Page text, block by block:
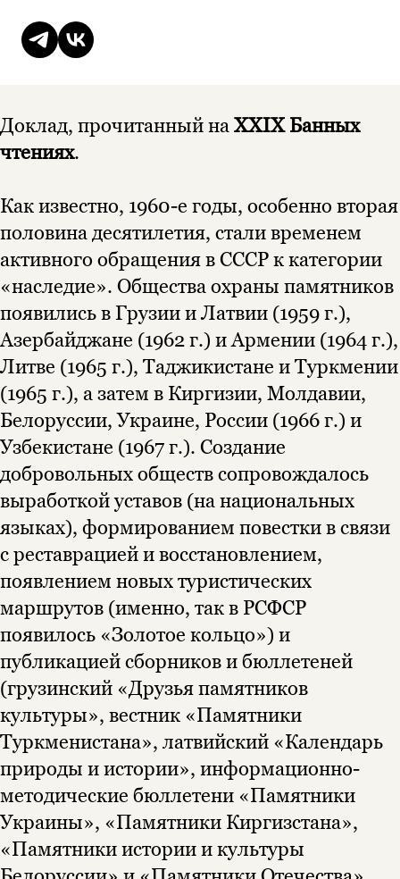
Доклад, прочитанный наXXIX Банных
чтениях.
Как известно, 1960-е годы, особенно вторая
половина десятилетия, стали временем
активного обращения в СССР к категории
«наследие». Общества охраны памятников
появились в Грузии и Латвии (1959 г.),
Азербайджане (1962 г.) и Армении (1964 г.),
Литве (1965 г.), Таджикистане и Туркмении
(1965 г.), а затем в Киргизии, Молдавии,
Белоруссии, Украине, России (1966 г.) и
Узбекистане (1967 г.). Создание
добровольных обществ сопровождалось
выработкой уставов (на национальных
языках), формированием повестки в связи
с реставрацией и восстановлением,
появлением новых туристических
маршрутов (именно, так в РСФСР
появилось «Золотое кольцо») и
публикацией сборников и бюллетеней
(грузинский «Друзья памятников
культуры», вестник «Памятники
Туркменистана», латвийский «Календарь
природы и истории», информационно-
методические бюллетени «Памятники
Украины», «Памятники Киргизстана»,
«Памятники истории и культуры
Подписка на рассылку
Раз в неделю мы отправляем рассылку
о книгах и событиях «НЛО».
За подписку дарим промокод на
скидку 15%
Я соглашаюсь сПолитикой конфиденциальности
Этой книги временно
нет в продаже.
Вы можете подписаться на
уведомления, и при поступлении книги
на склад получить письмо на указанный
электронный адрес.
Я соглашаюсь сПолитикой конфиденциальности
Эта книга
не предназначена для
несовершеннолетних
Скажите, пожалуйста,
вам уже исполнилось 18 лет?